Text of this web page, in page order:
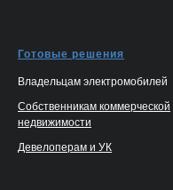
Готовые решения
Владельцам электромобилей
Собственникам коммерческой
недвижимости
Девелоперам и УК